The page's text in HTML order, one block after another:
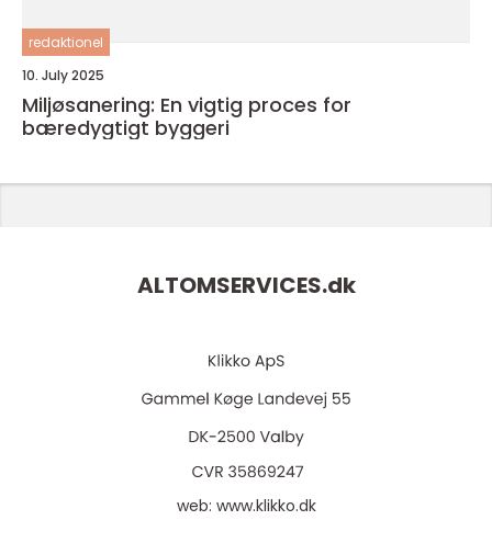
redaktionel
10. July 2025
Miljøsanering: En vigtig proces for
bæredygtigt byggeri
ALTOMSERVICES.dk
web: www.klikko.dk